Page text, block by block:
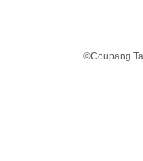
©Coupang